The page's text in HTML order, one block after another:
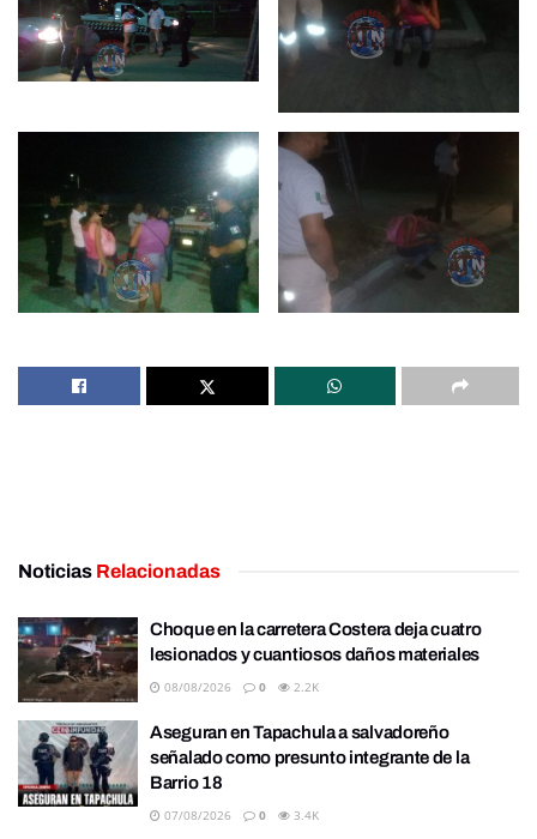
Noticias Relacionadas
Choque en la carretera Costera deja cuatro
lesionados y cuantiosos daños materiales
08/08/2026 0 2.2K
Aseguran en Tapachula a salvadoreño
señalado como presunto integrante de la
Barrio 18
07/08/2026 0 3.4K